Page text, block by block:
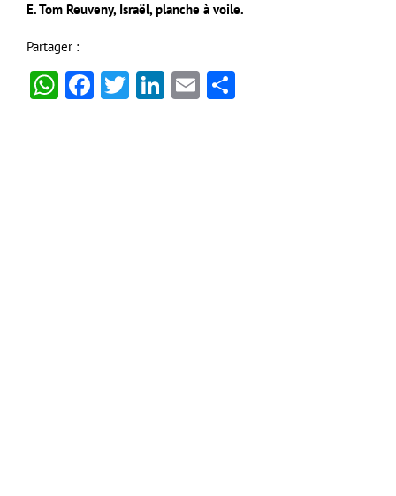
E. Tom Reuveny, Israël, planche à voile.
Partager :
WhatsApp
Facebook
Twitter
LinkedIn
Email